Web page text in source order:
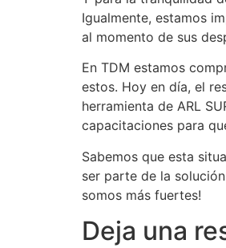
Igualmente, estamos
al momento de sus
En TDM estamos
estos. Hoy en día, el
herramienta de ARL
capacitaciones para
Sabemos que esta
ser parte de la
somos más fuertes!
Deja una